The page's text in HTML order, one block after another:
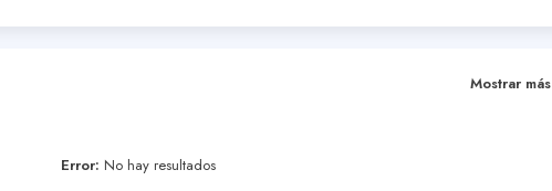
Mostrar más
Error: No hay resultados